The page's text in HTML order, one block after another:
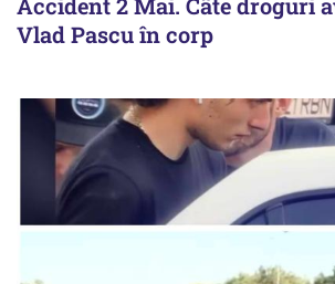
Vlad Pascu în corp